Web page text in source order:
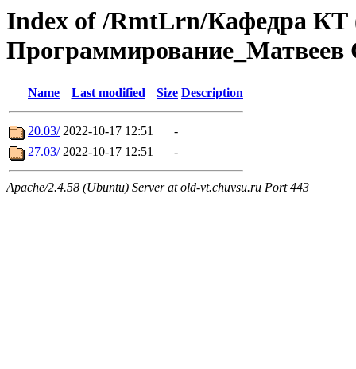
Index of /RmtLrn/Кафедра КТ
Программирование_Матвеев
Name Last modified Size Description
20.03/ 2022-10-17 12:51
-
27.03/ 2022-10-17 12:51 -
Apache/2.4.58 (Ubuntu) Server at old-vt.chuvsu.ru Port 443